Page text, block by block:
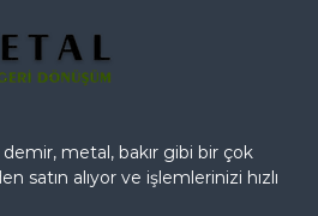
metal, bakır gibi bir çok
satın alıyor ve işlemlerinizi hızlı